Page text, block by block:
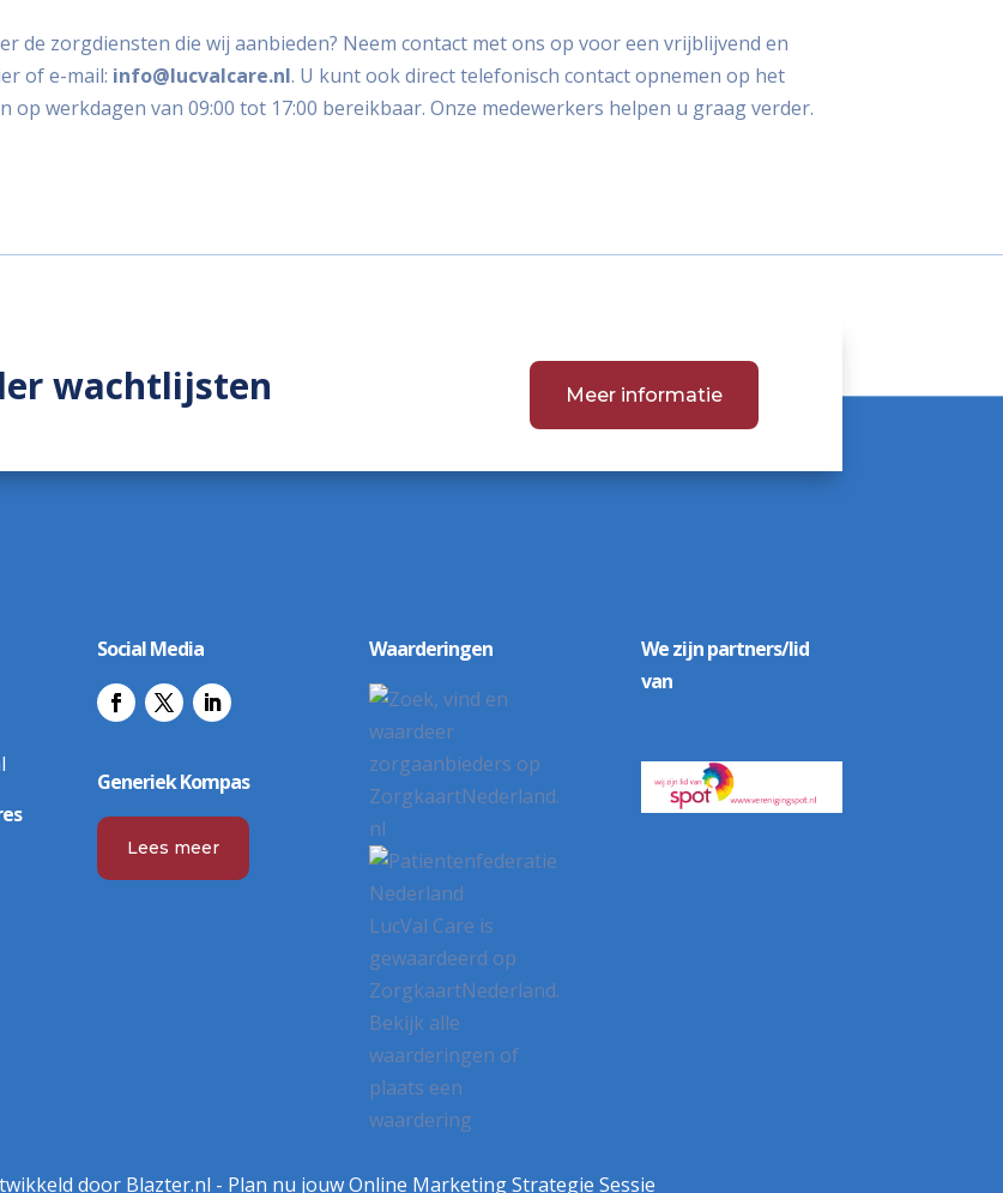
de zorgdiensten die wij aanbieden? Neem contact met ons op voor een vrijblijvend en
of e-mail: info@lucvalcare.nl. U kunt ook direct telefonisch contact opnemen op het
op werkdagen van 09:00 tot 17:00 bereikbaar. Onze medewerkers helpen u graag verder.
wachtlijsten Meer informatie
Social Media
Generiek Kompas
Lees meer
Waarderingen
LucVal Care is
gewaardeerd op
ZorgkaartNederland.
Bekijk alle
waarderingen of
plaats een
waardering
We zijn partners/lid
van
door Blazter.nl - Plan nu jouw Online Marketing Strategie Sessie